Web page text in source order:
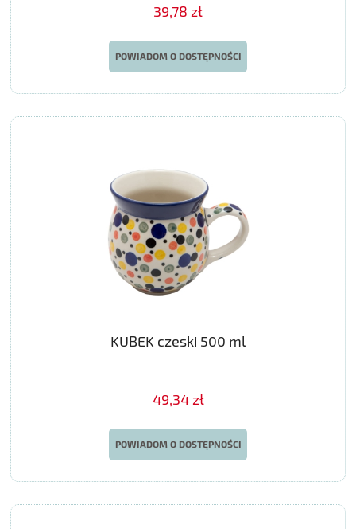
39,78 zł
POWIADOM O DOSTĘPNOŚCI
KUBEK czeski 500 ml
49,34 zł
POWIADOM O DOSTĘPNOŚCI